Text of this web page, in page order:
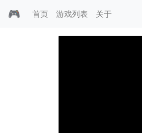
🎮 首页 游戏列表 关于